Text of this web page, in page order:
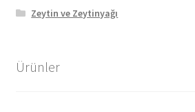
Zeytin ve Zeytinyağı
Ürünler